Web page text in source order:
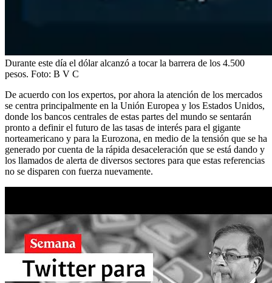
Durante este día el dólar alcanzó a tocar la barrera de los 4.500
pesos. Foto: B V C
De acuerdo con los expertos, por ahora la atención de los mercados
se centra principalmente en la Unión Europea y los Estados Unidos,
donde los bancos centrales de estas partes del mundo se sentarán
pronto a definir el futuro de las tasas de interés para el gigante
norteamericano y para la Eurozona, en medio de la tensión que se ha
generado por cuenta de la rápida desaceleración que se está dando y
los llamados de alerta de diversos sectores para que estas referencias
no se disparen con fuerza nuevamente.